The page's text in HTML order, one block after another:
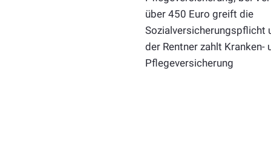
über 450 Euro greift die
Sozialversicherungspflicht
der Rentner zahlt Kranken-
Pflegeversicherung